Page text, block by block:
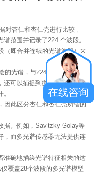
对杏仁和杏仁壳进行比较，
范围并记录了224 个波段。
（即合并连续的光谱波段）来
。
光谱，与224个波段数据集
还可以捕捉到微小但至关重要
因此区分杏仁和杏仁壳所需的
据。例如，Savitzky-Golay等
，而多光谱传感器无法提供连
准确地描绘光谱特征相关的这
覆盖28个波段的多光谱模型
在线咨询